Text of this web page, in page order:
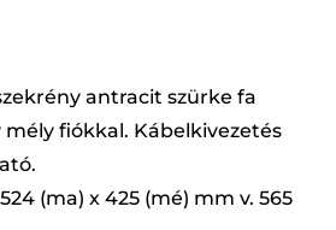
antracit szürke fa
fiókkal. Kábelkivezetés
(ma) x 425 (mé) mm v. 565